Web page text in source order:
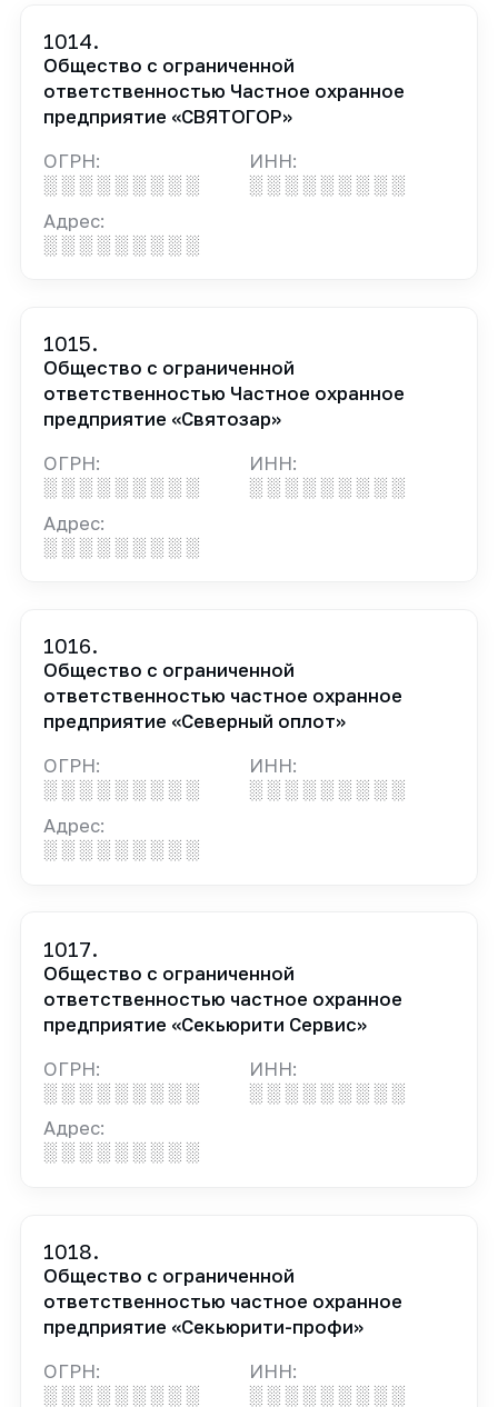
1014.
Общество с ограниченной
ответственностью Частное охранное
предприятие «СВЯТОГОР»
ОГРН:
░ ░ ░ ░ ░ ░ ░ ░ ░
ИНН:
░ ░ ░ ░ ░ ░ ░ ░ ░
Адрес:
░ ░ ░ ░ ░ ░ ░ ░ ░
1015.
Общество с ограниченной
ответственностью Частное охранное
предприятие «Святозар»
ОГРН:
░ ░ ░ ░ ░ ░ ░ ░ ░
ИНН:
░ ░ ░ ░ ░ ░ ░ ░ ░
Адрес:
░ ░ ░ ░ ░ ░ ░ ░ ░
1016.
Общество с ограниченной
ответственностью частное охранное
предприятие «Северный оплот»
ОГРН:
░ ░ ░ ░ ░ ░ ░ ░ ░
ИНН:
░ ░ ░ ░ ░ ░ ░ ░ ░
Адрес:
░ ░ ░ ░ ░ ░ ░ ░ ░
1017.
Общество с ограниченной
ответственностью частное охранное
предприятие «Секьюрити Сервис»
ОГРН:
░ ░ ░ ░ ░ ░ ░ ░ ░
ИНН:
░ ░ ░ ░ ░ ░ ░ ░ ░
Адрес:
░ ░ ░ ░ ░ ░ ░ ░ ░
1018.
Общество с ограниченной
ответственностью частное охранное
предприятие «Секьюрити-профи»
ОГРН:
░ ░ ░ ░ ░ ░ ░ ░ ░
ИНН:
░ ░ ░ ░ ░ ░ ░ ░ ░